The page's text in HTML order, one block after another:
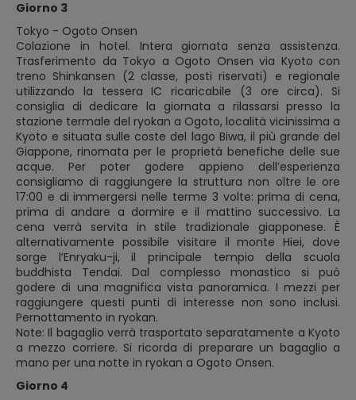
Giorno 3
Tokyo - Ogoto Onsen
Colazione in hotel. Intera giornata senza assistenza.
Trasferimento da Tokyo a Ogoto Onsen via Kyoto con
treno Shinkansen (2 classe, posti riservati) e regionale
utilizzando la tessera IC ricaricabile (3 ore circa). Si
consiglia di dedicare la giornata a rilassarsi presso la
stazione termale del ryokan a Ogoto, località vicinissima a
Kyoto e situata sulle coste del lago Biwa, il più grande del
Giappone, rinomata per le proprietà benefiche delle sue
acque. Per poter godere appieno dell’esperienza
consigliamo di raggiungere la struttura non oltre le ore
17:00 e di immergersi nelle terme 3 volte: prima di cena,
prima di andare a dormire e il mattino successivo. La
cena verrà servita in stile tradizionale giapponese. È
alternativamente possibile visitare il monte Hiei, dove
sorge l’Enryaku-ji, il principale tempio della scuola
buddhista Tendai. Dal complesso monastico si può
godere di una magnifica vista panoramica. I mezzi per
raggiungere questi punti di interesse non sono inclusi.
Pernottamento in ryokan.
Note: Il bagaglio verrà trasportato separatamente a Kyoto
a mezzo corriere. Si ricorda di preparare un bagaglio a
mano per una notte in ryokan a Ogoto Onsen.
Giorno 4